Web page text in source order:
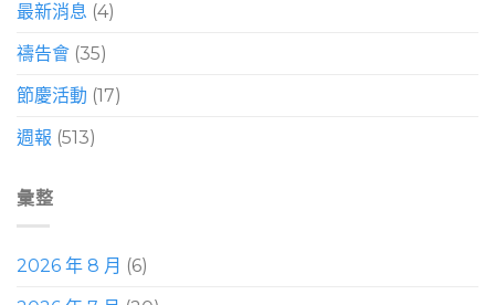
最新消息 (4)
禱告會 (35)
節慶活動 (17)
週報 (513)
彙整
2026 年 8 月 (6)